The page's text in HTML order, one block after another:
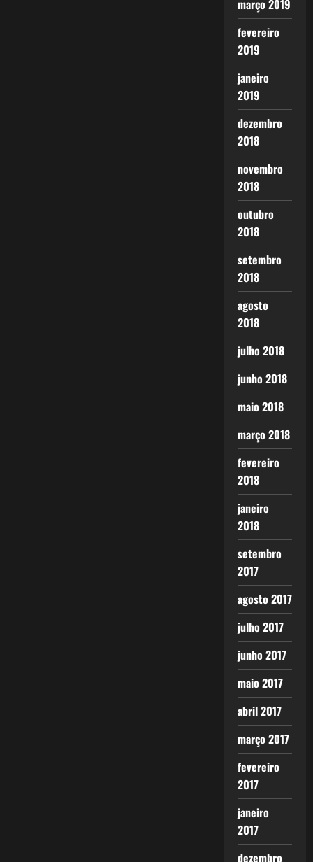
março 2019
fevereiro
2019
janeiro
2019
dezembro
2018
novembro
2018
outubro
2018
setembro
2018
agosto
2018
julho 2018
junho 2018
maio 2018
março 2018
fevereiro
2018
janeiro
2018
setembro
2017
agosto 2017
julho 2017
junho 2017
maio 2017
abril 2017
março 2017
fevereiro
2017
janeiro
2017
dezembro